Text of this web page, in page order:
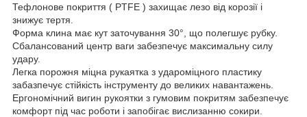
Тефлонове покриття ( PTFE ) захищає лезо від корозії і
знижує тертя.
Форма клина має кут заточування 30°, що полегшує рубку.
Сбалансований центр ваги забезпечує максимальну силу
удару.
Легка порожня міцна рукаятка з удароміцного пластику
забазпечує стійкість інструменту до великих навантажень.
Ергономічний вигин рукоятки з гумовим покритям забезпечує
комфорт під час роботи і запобігає вислизанню сокири.